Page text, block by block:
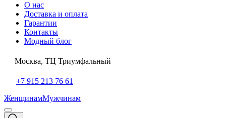
О нас
Доставка и оплата
Гарантии
Контакты
Модный блог
Москва, ТЦ Триумфальный
+7 915 213 76 61
ЖенщинамМужчинам